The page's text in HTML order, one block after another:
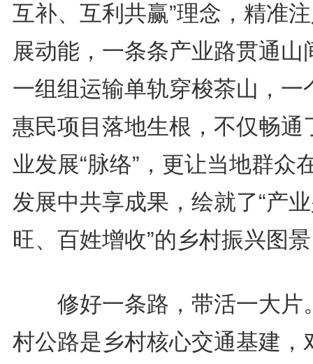
互补、互利共赢”理念，精准
展动能，一条条产业路贯通山
一组组运输单轨穿梭茶山，一
惠民项目落地生根，不仅畅通
业发展“脉络”，更让当地群众
发展中共享成果，绘就了“产
旺、百姓增收”的乡村振兴图
修好一条路，带活一大片
村公路是乡村核心交通基建，